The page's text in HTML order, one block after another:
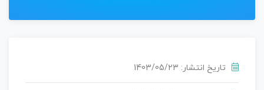
تاریخ انتشار: 1403/05/23